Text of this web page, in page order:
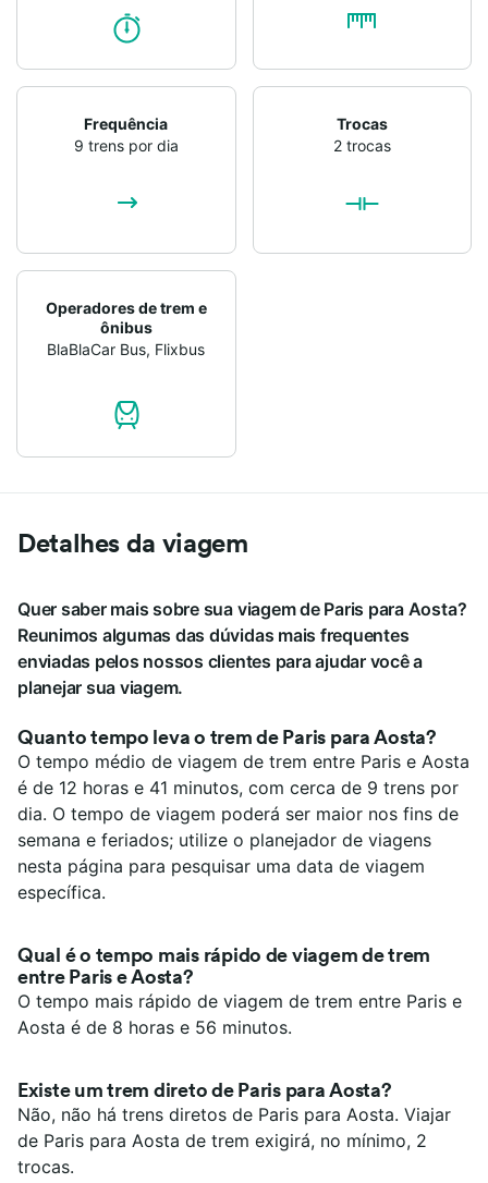
Frequência
9 trens por dia
Trocas
2 trocas
Operadores de trem e
ônibus
BlaBlaCar Bus, Flixbus
Detalhes da viagem
Quer saber mais sobre sua viagem de Paris para Aosta?
Reunimos algumas das dúvidas mais frequentes
enviadas pelos nossos clientes para ajudar você a
planejar sua viagem.
Quanto tempo leva o trem de Paris para Aosta?
O tempo médio de viagem de trem entre Paris e Aosta
é de 12 horas e 41 minutos, com cerca de 9 trens por
dia. O tempo de viagem poderá ser maior nos fins de
semana e feriados; utilize o planejador de viagens
nesta página para pesquisar uma data de viagem
específica.
Qual é o tempo mais rápido de viagem de trem
entre Paris e Aosta?
O tempo mais rápido de viagem de trem entre Paris e
Aosta é de 8 horas e 56 minutos.
Existe um trem direto de Paris para Aosta?
Não, não há trens diretos de Paris para Aosta. Viajar
de Paris para Aosta de trem exigirá, no mínimo, 2
trocas.